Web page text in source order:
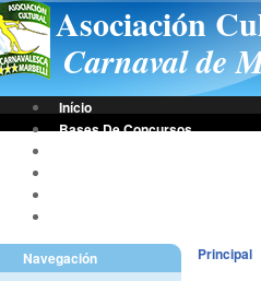
Asociación
Carnaval de
Início
Bases De Concursos
Navegación Principal